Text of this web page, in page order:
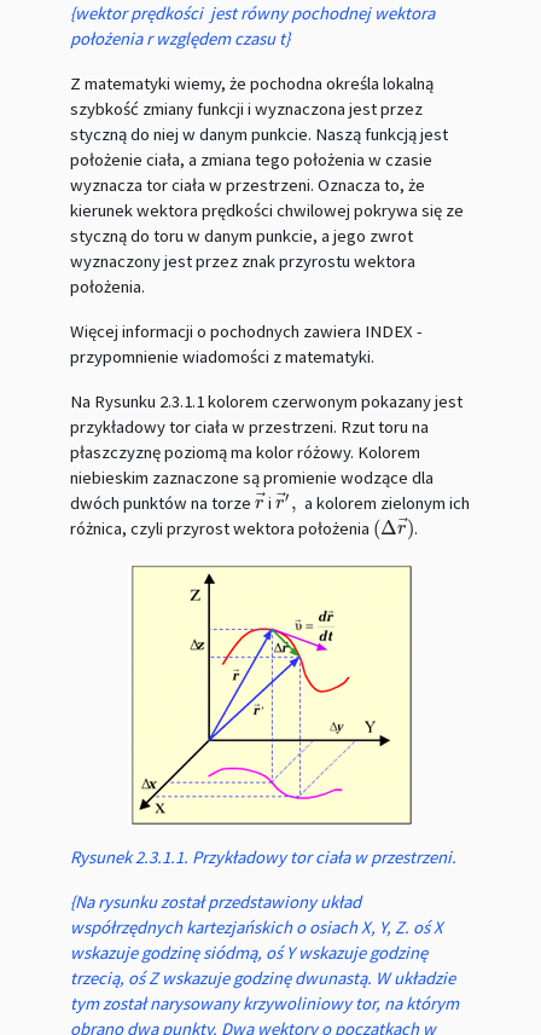
{wektor prędkości jest równy pochodnej wektora
położenia r względem czasu t}
Z matematyki wiemy, że pochodna określa lokalną
szybkość zmiany funkcji i wyznaczona jest przez
styczną do niej w danym punkcie. Naszą funkcją jest
położenie ciała, a zmiana tego położenia w czasie
wyznacza tor ciała w przestrzeni. Oznacza to, że
kierunek wektora prędkości chwilowej pokrywa się ze
styczną do toru w danym punkcie, a jego zwrot
wyznaczony jest przez znak przyrostu wektora
położenia.
Więcej informacji o pochodnych zawiera INDEX -
przypomnienie wiadomości z matematyki.
Na Rysunku 2.3.1.1 kolorem czerwonym pokazany jest
przykładowy tor ciała w przestrzeni. Rzut toru na
płaszczyznę poziomą ma kolor różowy. Kolorem
niebieskim zaznaczone są promienie wodzące dla
dwóch punktów na torze r⃗
r→
ir⃗′ ,
r→ ′,
a kolorem zielonym ich
różnica, czyli przyrost wektora położenia (Δr⃗
)
(Δr→).
Rysunek 2.3.1.1. Przykładowy tor ciała w przestrzeni.
{Na rysunku został przedstawiony układ
współrzędnych kartezjańskich o osiach X, Y, Z. oś X
wskazuje godzinę siódmą, oś Y wskazuje godzinę
trzecią, oś Z wskazuje godzinę dwunastą. W układzie
tym został narysowany krzywoliniowy tor, na którym
obrano dwa punkty. Dwa wektory o początkach w